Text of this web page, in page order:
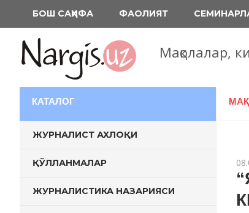
содержимому
БОШ САҲИФА ФАОЛИЯТ
Мақолалар,
КАТАЛОГ
ЖУРНАЛИСТ АХЛОҚИ
ҚЎЛЛАНМАЛАР
ЖУРНАЛИСТИКА НАЗАРИЯСИ